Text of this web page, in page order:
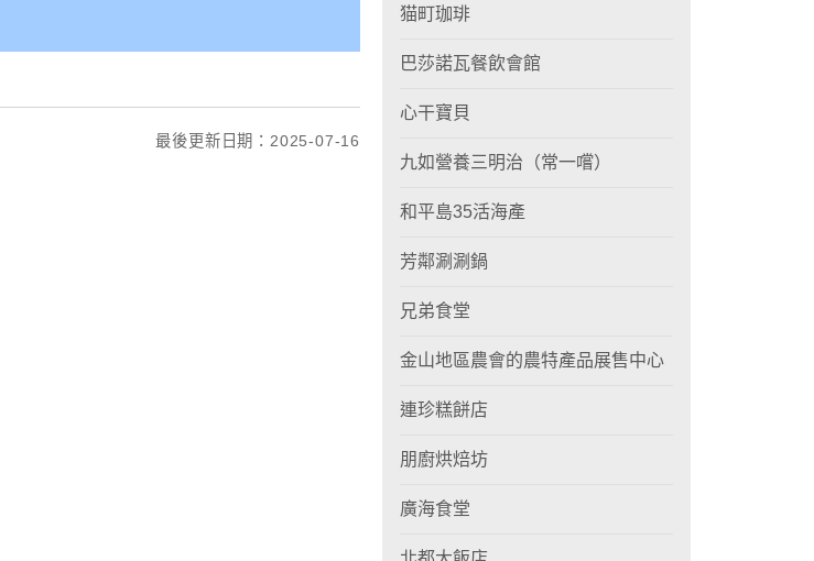
最後更新日期：2025-07-16
猫町珈琲
巴莎諾瓦餐飲會館
心干寶貝
九如營養三明治（常一嚐）
和平島35活海產
芳鄰涮涮鍋
兄弟食堂
金山地區農會的農特產品展售中心
連珍糕餅店
朋廚烘焙坊
廣海食堂